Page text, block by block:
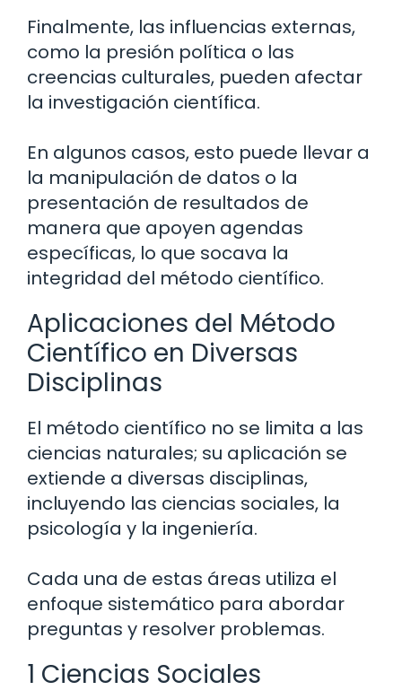
Finalmente, las influencias externas,
como la presión política o las
creencias culturales, pueden afectar
la investigación científica.
En algunos casos, esto puede llevar a
la manipulación de datos o la
presentación de resultados de
manera que apoyen agendas
específicas, lo que socava la
integridad del método científico.
Aplicaciones del Método
Científico en Diversas
Disciplinas
El método científico no se limita a las
ciencias naturales; su aplicación se
extiende a diversas disciplinas,
incluyendo las ciencias sociales, la
psicología y la ingeniería.
Cada una de estas áreas utiliza el
enfoque sistemático para abordar
preguntas y resolver problemas.
1 Ciencias Sociales